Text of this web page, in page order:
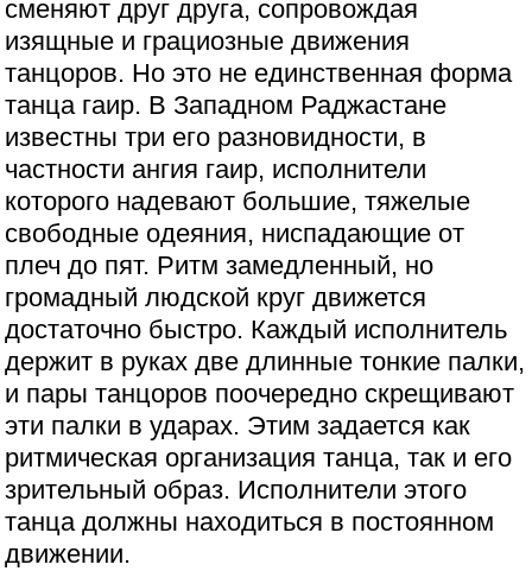
сменяют друг друга, сопровождая
изящные и грациозные движения
танцоров. Но это не единственная форма
танца гаир. В Западном Раджастане
известны три его разновидности, в
частности ангия гаир, исполнители
которого надевают большие, тяжелые
свободные одеяния, ниспадающие от
плеч до пят. Ритм замедленный, но
громадный людской круг движется
достаточно быстро. Каждый исполнитель
держит в руках две длинные тонкие палки,
и пары танцоров поочередно скрещивают
эти палки в ударах. Этим задается как
ритмическая организация танца, так и его
зрительный образ. Исполнители этого
танца должны находиться в постоянном
движении.